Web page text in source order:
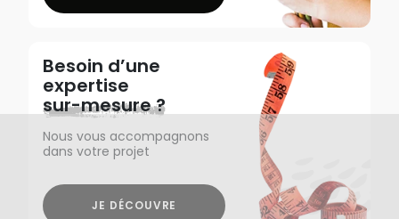
Besoin d’une
expertise
sur-mesure ?
Nous vous accompagnons
dans votre projet
JE DÉCOUVRE